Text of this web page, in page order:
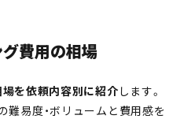
費用の相場
を依頼内容別に紹介 します。
難易度・ボリュームと費用感を